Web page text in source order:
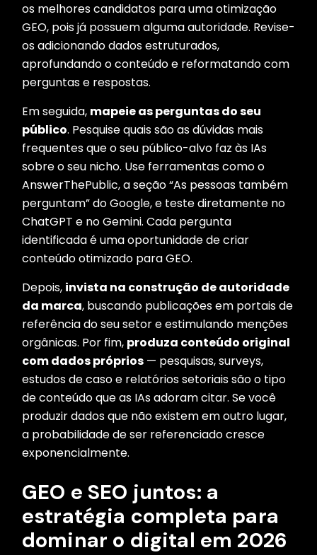
os melhores candidatos para uma otimização
GEO, pois já possuem alguma autoridade. Revise-
os adicionando dados estruturados,
aprofundando o conteúdo e reformatando com
perguntas e respostas.
Em seguida, mapeie as perguntas do seu
público. Pesquise quais são as dúvidas mais
frequentes que o seu público-alvo faz às IAs
sobre o seu nicho. Use ferramentas como o
AnswerThePublic, a seção “As pessoas também
perguntam” do Google, e teste diretamente no
ChatGPT e no Gemini. Cada pergunta
identificada é uma oportunidade de criar
conteúdo otimizado para GEO.
Depois, invista na construção de autoridade
da marca, buscando publicações em portais de
referência do seu setor e estimulando menções
orgânicas. Por fim, produza conteúdo original
com dados próprios — pesquisas, surveys,
estudos de caso e relatórios setoriais são o tipo
de conteúdo que as IAs adoram citar. Se você
produzir dados que não existem em outro lugar,
a probabilidade de ser referenciado cresce
exponencialmente.
GEO e SEO juntos: a
estratégia completa para
dominar o digital em 2026